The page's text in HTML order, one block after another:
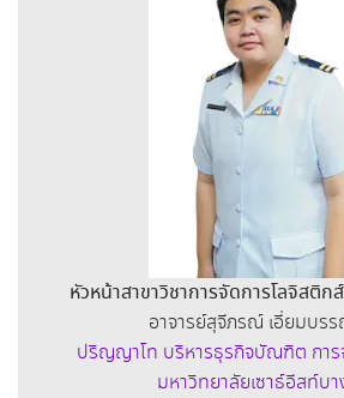
หัวหน้าสาขาวิชาการจัดการโลจิสติก
อาจารย์สุจีภรณ์ เอี่ยมบร
ปริญญาโท บริหารธุรกิจบัณฑิต การ
มหาวิทยาลัยเซาธ์อีสท์บ